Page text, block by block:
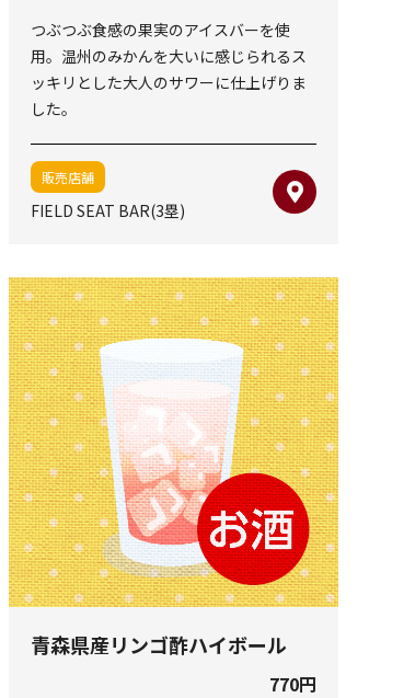
つぶつぶ食感の果実のアイスバーを使
用。温州のみかんを大いに感じられるス
ッキリとした大人のサワーに仕上げりま
した。
販売店舗
FIELD SEAT BAR(3塁)
青森県産リンゴ酢ハイボール
770円